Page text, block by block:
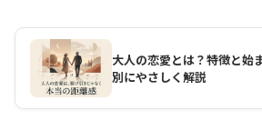
大人の恋愛とは？特徴と始
別にやさしく解説